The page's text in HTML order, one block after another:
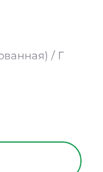
/ Г